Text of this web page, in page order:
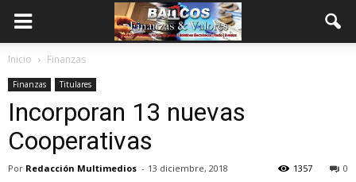
Inicio Finanzas
Finanzas Titulares
Incorporan 13 nuevas
Cooperativas
Por Redacción Multimedios - 13 diciembre, 2018 0
1357